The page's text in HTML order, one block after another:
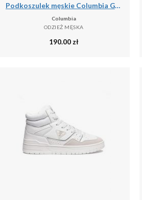
Podkoszulek męskie Columbia Graphic Casual
Columbia
ODZIEŻ MĘSKA
190.00 zł